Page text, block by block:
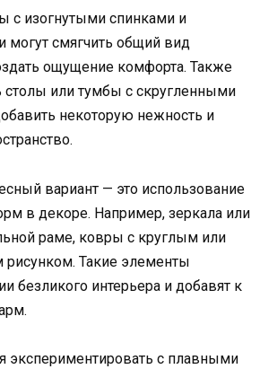
с изогнутыми спинками и
могут смягчить общий вид
ощущение комфорта. Также
или тумбы с скругленными
некоторую нежность и
вариант — это использование
в декоре. Например, зеркала или
раме, ковры с круглым или
Такие элементы
безликого интерьера и добавят к
экспериментировать с плавными